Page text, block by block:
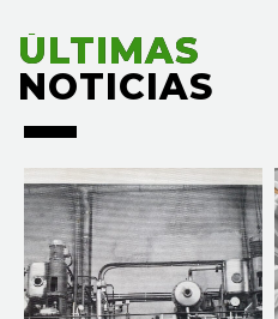
ÚLTIMAS
NOTICIAS
ÚLTIMAS
NOTICIAS